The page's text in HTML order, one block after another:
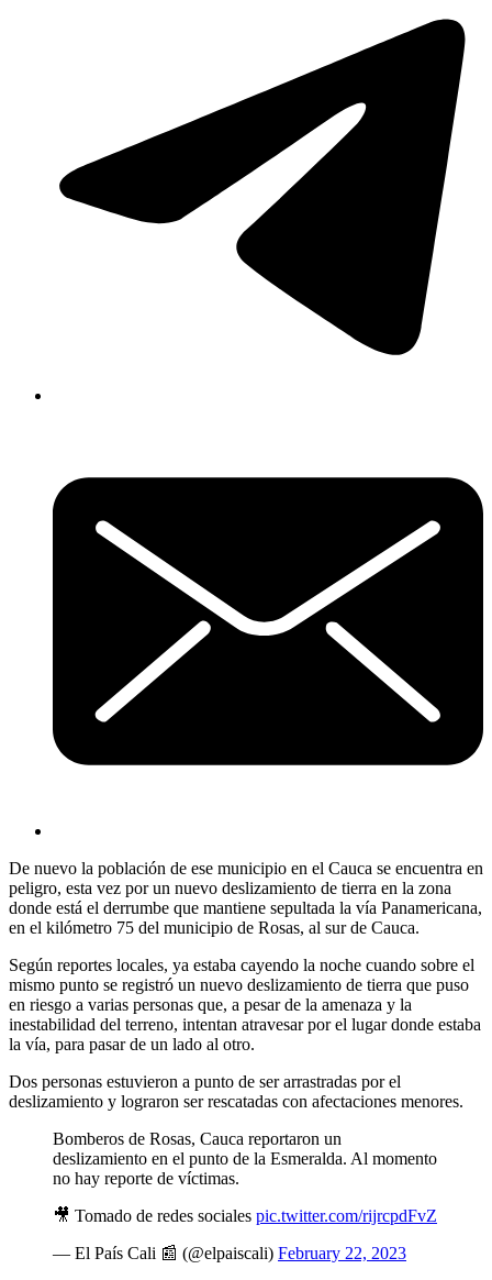
De nuevo la población de ese municipio en el Cauca se encuentra en
peligro, esta vez por un nuevo deslizamiento de tierra en la zona
donde está el derrumbe que mantiene sepultada la vía Panamericana,
en el kilómetro 75 del municipio de Rosas, al sur de Cauca.
Según reportes locales, ya estaba cayendo la noche cuando sobre el
mismo punto se registró un nuevo deslizamiento de tierra que puso
en riesgo a varias personas que, a pesar de la amenaza y la
inestabilidad del terreno, intentan atravesar por el lugar donde estaba
la vía, para pasar de un lado al otro.
Dos personas estuvieron a punto de ser arrastradas por el
deslizamiento y lograron ser rescatadas con afectaciones menores.
Bomberos de Rosas, Cauca reportaron un
deslizamiento en el punto de la Esmeralda. Al momento
no hay reporte de víctimas.
🎥 Tomado de redes sociales pic.twitter.com/rijrcpdFvZ
— El País Cali 📰 (@elpaiscali) February 22, 2023